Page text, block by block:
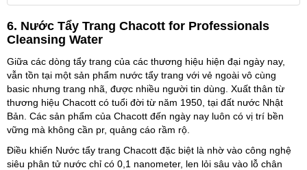
6. Nước Tẩy Trang Chacott for Professionals
Cleansing Water
Giữa các dòng tẩy trang của các thương hiệu hiện đại ngày nay,
vẫn tồn tại một sản phẩm nước tẩy trang với vẻ ngoài vô cùng
basic nhưng trang nhã, được nhiều người tin dùng. Xuất thân từ
thương hiệu Chacott có tuổi đời từ năm 1950, tại đất nước Nhật
Bản. Các sản phẩm của Chacott đến ngày nay luôn có vị trí bền
vững mà không cần pr, quảng cáo rầm rộ.
Điều khiến Nước tẩy trang Chacott đặc biệt là nhờ vào công nghệ
siêu phân tử nước chỉ có 0,1 nanometer, len lỏi sâu vào lỗ chân